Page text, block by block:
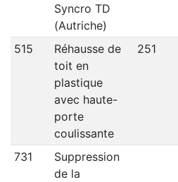
Syncro TD
(Autriche)
515
Réhausse de
toit en
plastique
avec haute-
porte
coulissante
251
731
Suppression
de la